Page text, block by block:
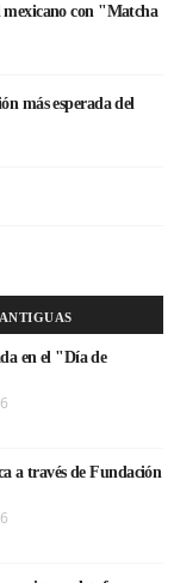
con "Matcha
más esperada del
ANTIGUAS
en el "Día de
a través de Fundación